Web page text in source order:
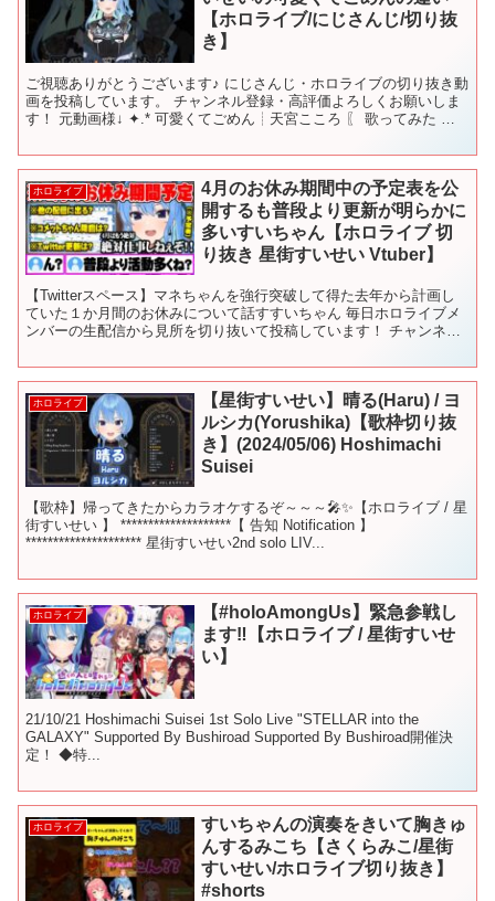
【ホロライブ/にじさんじ/切り抜
き】
ご視聴ありがとうございます♪ にじさんじ・ホロライブの切り抜き動
画を投稿しています。 チャンネル登録・高評価よろしくお願いしま
す！ 元動画様↓ ✦.* 可愛くてごめん┊天宮こころ 〖 歌ってみた 〗
ホロライブ
4月のお休み期間中の予定表を公
開するも普段より更新が明らかに
多いすいちゃん【ホロライブ 切
り抜き 星街すいせい Vtuber】
【Twitterスペース】マネちゃんを強行突破して得た去年から計画し
ていた１か月間のお休みについて話すすいちゃん 毎日ホロライブメ
ンバーの生配信から見所を切り抜いて投稿しています！ チャンネル
ホロライブ
【星街すいせい】晴る(Haru) / ヨ
ルシカ(Yorushika)【歌枠切り抜
き】(2024/05/06) Hoshimachi
Suisei
【歌枠】帰ってきたからカラオケするぞ～～～🎤✨【ホロライブ / 星
街すいせい 】 ********************【 告知 Notification 】
********************* 星街すいせい2nd solo LIV...
ホロライブ
【#holoAmongUs】緊急参戦し
ます‼【ホロライブ / 星街すいせ
い】
21/10/21 Hoshimachi Suisei 1st Solo Live "STELLAR into the
GALAXY" Supported By Bushiroad Supported By Bushiroad開催決
定！ ◆特...
ホロライブ
すいちゃんの演奏をきいて胸きゅ
んするみこち【さくらみこ/星街
すいせい/ホロライブ切り抜き】
#shorts